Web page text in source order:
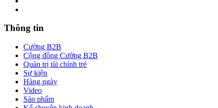
Thông tin
Cường B2B
Cộng đồng Cường B2B
Quản trị tài chính trẻ
Sự kiện
Hàng ngày
Video
Sản phẩm